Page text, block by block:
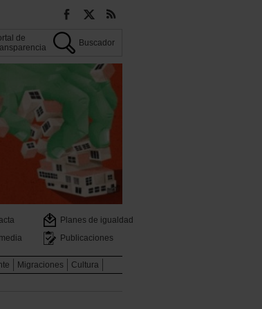
de
Buscador
Planes de igualdad
Publicaciones
Migraciones
Cultura